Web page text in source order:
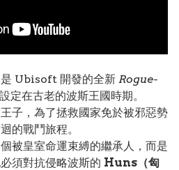
是 Ubisoft 開發的全新 Rogue-
定在古老的波斯王國時期。
子，為了拯救國家免於被邪惡勢
的戰鬥旅程。
被皇室命運束縛的繼承人，而是
須對抗侵略波斯的 Huns（匈